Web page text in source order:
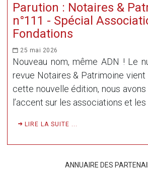
Parution : Notaires &
n°111 - Spécial
Fondations
25 mai 2026
Nouveau nom, même ADN ! Le
revue Notaires & Patrimoine vient
cette nouvelle édition, nous
l’accent sur les associations et
LIRE LA SUITE ...
ANNUAIRE DES